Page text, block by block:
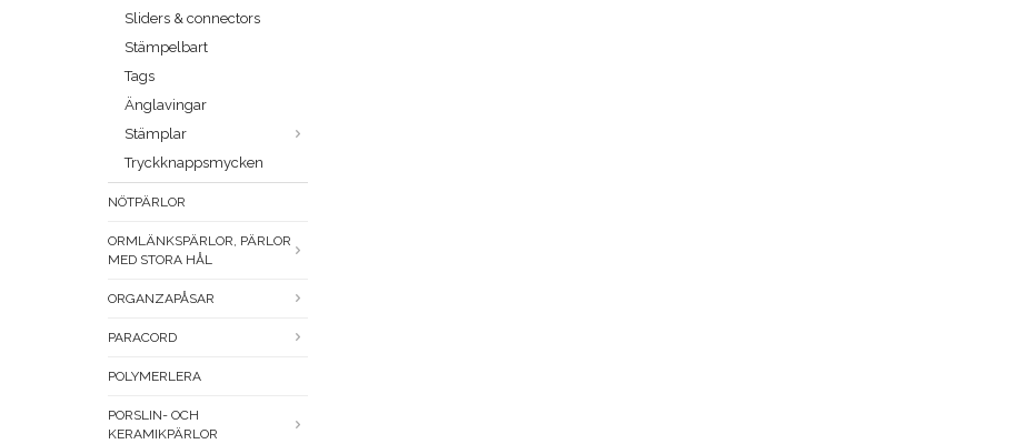
Sliders & connectors
Stämpelbart
Tags
Änglavingar
Stämplar
Tryckknappsmycken
NÖTPÄRLOR
ORMLÄNKSPÄRLOR, PÄRLOR
MED STORA HÅL
ORGANZAPÅSAR
PARACORD
POLYMERLERA
PORSLIN- OCH
KERAMIKPÄRLOR